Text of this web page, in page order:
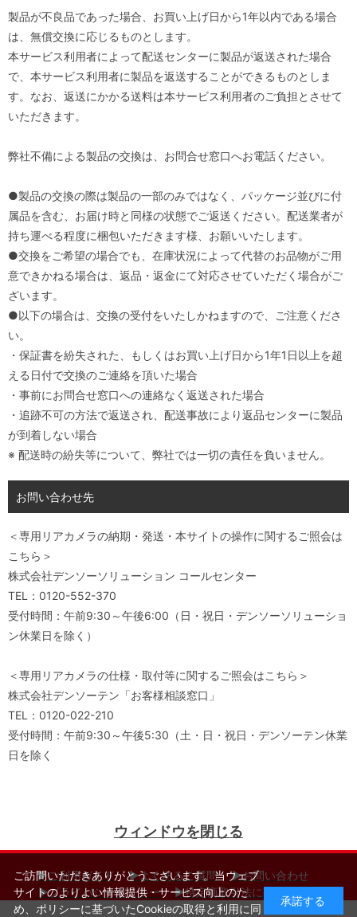
製品が不良品であった場合、お買い上げ日から1年以内である場合
は、無償交換に応じるものとします。
本サービス利用者によって配送センターに製品が返送された場合
で、本サービス利用者に製品を返送することができるものとしま
す。なお、返送にかかる送料は本サービス利用者のご負担とさせて
いただきます。
弊社不備による製品の交換は、お問合せ窓口へお電話ください。
●製品の交換の際は製品の一部のみではなく、パッケージ並びに付
属品を含む、お届け時と同様の状態でご返送ください。配送業者が
持ち運べる程度に梱包いただきます様、お願いいたします。
●交換をご希望の場合でも、在庫状況によって代替のお品物がご用
意できかねる場合は、返品・返金にて対応させていただく場合がご
ざいます。
●以下の場合は、交換の受付をいたしかねますので、ご注意くださ
い。
・保証書を紛失された、もしくはお買い上げ日から1年1日以上を超
える日付で交換のご連絡を頂いた場合
・事前にお問合せ窓口への連絡なく返送された場合
・追跡不可の方法で返送され、配送事故により返品センターに製品
が到着しない場合
※ 配送時の紛失等について、弊社では一切の責任を負いません。
お問い合わせ先
＜専用リアカメラの納期・発送・本サイトの操作に関するご照会は
こちら＞
株式会社デンソーソリューション コールセンター
TEL：0120-552-370
受付時間：午前9:30～午後6:00（日・祝日・デンソーソリューショ
ン休業日を除く）
＜専用リアカメラの仕様・取付等に関するご照会はこちら＞
株式会社デンソーテン「お客様相談窓口」
TEL：0120-022-210
受付時間：午前9:30～午後5:30（土・日・祝日・デンソーテン休業
日を除く
ウィンドウを閉じる
▶ご利用ガイド ▶よくあるご質問
▶お問い合わせ
▶プライバシーポリシー
▶特定商取引法に基づく表記
-->
ご訪問いただきありがとうございます。当ウェブ
サイトのよりよい情報提供・サービス向上のた
め、ポリシーに基づいたCookieの取得と利用に同
承諾する